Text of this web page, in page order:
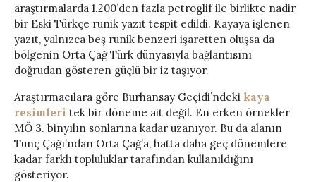
araştırmalarda 1.200’den fazla petroglif ile birlikte nadir
bir Eski Türkçe runik yazıt tespit edildi. Kayaya işlenen
yazıt, yalnızca beş runik benzeri işaretten oluşsa da
bölgenin Orta Çağ Türk dünyasıyla bağlantısını
doğrudan gösteren güçlü bir iz taşıyor.
Araştırmacılara göre Burhansay Geçidi’ndeki kaya
resimleri tek bir döneme ait değil. En erken örnekler
MÖ 3. binyılın sonlarına kadar uzanıyor. Bu da alanın
Tunç Çağı’ndan Orta Çağ’a, hatta daha geç dönemlere
kadar farklı topluluklar tarafından kullanıldığını
gösteriyor.